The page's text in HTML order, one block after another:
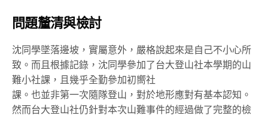
問題釐清與檢討
沈同學墜落邊坡，實屬意外，嚴格說起來是自己不小心所
致。而且根據記錄，沈同學參加了台大登山社本學期的山
難小社課，且幾乎全勤參加初嚮社
課。也並非第一次隨隊登山，對於地形應對有基本認知。
然而台大登山社仍針對本次山難事件的經過做了完整的檢